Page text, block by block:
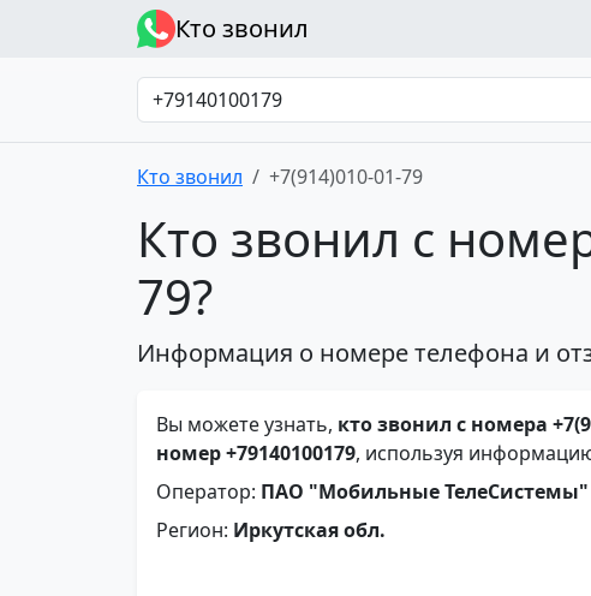
Кто звонил
Кто звонил +7(914)010-01-79
Кто звонил с
79?
Информация о номере телефона и
Вы можете узнать, кто звонил с номера
номер +79140100179, используя
Оператор: ПАО "Мобильные ТелеСистемы"
Регион: Иркутская обл.